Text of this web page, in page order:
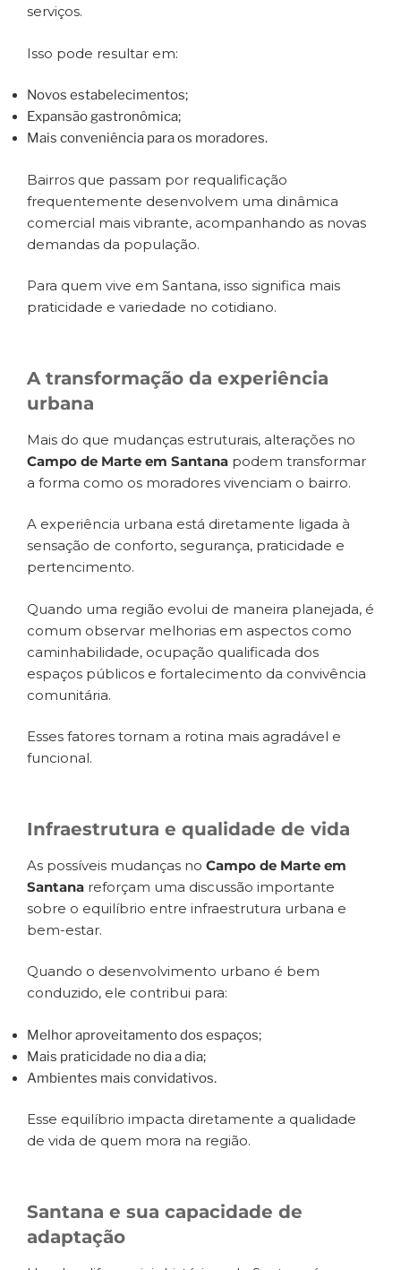
serviços.
Isso pode resultar em:
Novos estabelecimentos;
Expansão gastronômica;
Mais conveniência para os moradores.
Bairros que passam por requalificação
frequentemente desenvolvem uma dinâmica
comercial mais vibrante, acompanhando as novas
demandas da população.
Para quem vive em Santana, isso significa mais
praticidade e variedade no cotidiano.
A transformação da experiência
urbana
Mais do que mudanças estruturais, alterações no
Campo de Marte em Santana podem transformar
a forma como os moradores vivenciam o bairro.
A experiência urbana está diretamente ligada à
sensação de conforto, segurança, praticidade e
pertencimento.
Quando uma região evolui de maneira planejada, é
comum observar melhorias em aspectos como
caminhabilidade, ocupação qualificada dos
espaços públicos e fortalecimento da convivência
comunitária.
Esses fatores tornam a rotina mais agradável e
funcional.
Infraestrutura e qualidade de vida
As possíveis mudanças no Campo de Marte em
Santana reforçam uma discussão importante
sobre o equilíbrio entre infraestrutura urbana e
bem-estar.
Quando o desenvolvimento urbano é bem
conduzido, ele contribui para:
Melhor aproveitamento dos espaços;
Mais praticidade no dia a dia;
Ambientes mais convidativos.
Esse equilíbrio impacta diretamente a qualidade
de vida de quem mora na região.
Santana e sua capacidade de
adaptação